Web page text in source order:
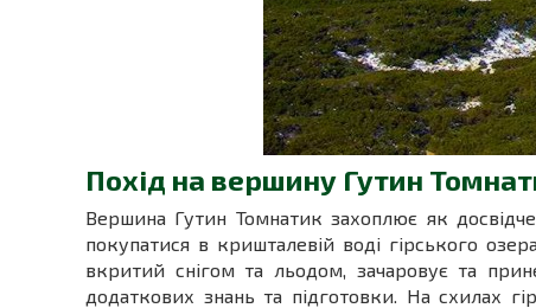
Похід на вершину Гутин
Вершина Гутин Томнатик захоплює як
покупатися в кришталевій воді гірського
вкритий снігом та льодом, зачаровує та
додаткових знань та підготовки. На схилах